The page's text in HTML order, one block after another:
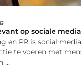
op sociale
en PR is social
te voeren met
...